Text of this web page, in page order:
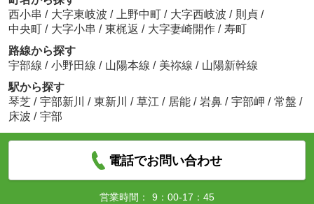
西小串 / 大字東岐波 / 上野中町 / 大字西岐波 / 則貞 /
中央町 / 大字小串 / 東梶返 / 大字妻崎開作 / 寿町
路線から探す
宇部線 / 小野田線 / 山陽本線 / 美祢線 / 山陽新幹線
駅から探す
琴芝 / 宇部新川 / 東新川 / 草江 / 居能 / 岩鼻 / 宇部岬 / 常盤 /
床波 / 宇部
電話でお問い合わせ
営業時間：
9：00-17：45